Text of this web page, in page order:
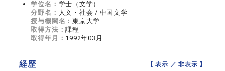
学位名： 学士（文学）
分野名： 人文・社会 / 中国文学
授与機関名：東京大学
取得方法：課程
取得年月： 1992年03月
経歴 【 表示 ／非表示 】